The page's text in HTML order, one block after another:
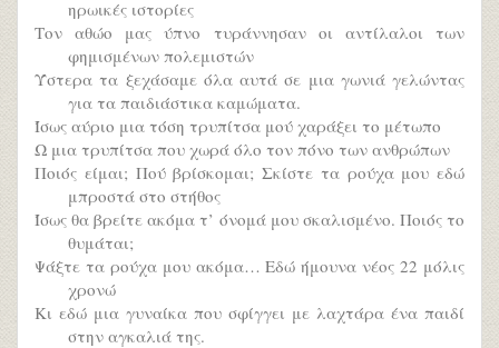
ηρωικές ιστορίες
Τον αθώο μας ύπνο τυράννησαν οι αντίλαλοι των
φημισμένων πολεμιστών
Ύστερα τα ξεχάσαμε όλα αυτά σε μια γωνιά γελώντας
για τα παιδιάστικα καμώματα.
Ίσως αύριο μια τόση τρυπίτσα μού χαράξει το μέτωπο
Ω μια τρυπίτσα που χωρά όλο τον πόνο των ανθρώπων
Ποιός είμαι; Πού βρίσκομαι; Σκίστε τα ρούχα μου εδώ
μπροστά στο στήθος
Ίσως θα βρείτε ακόμα τ’ όνομά μου σκαλισμένο. Ποιός το
θυμάται;
Ψάξτε τα ρούχα μου ακόμα… Εδώ ήμουνα νέος 22 μόλις
χρονώ
Κι εδώ μια γυναίκα που σφίγγει με λαχτάρα ένα παιδί
στην αγκαλιά της.